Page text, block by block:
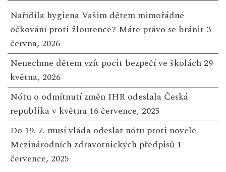
Nařídila hygiena Vašim dětem mimořádné
očkování proti žloutence? Máte právo se bránit 3
června, 2026
Nenechme dětem vzít pocit bezpečí ve školách 29
května, 2026
Nótu o odmítnutí změn IHR odeslala Česká
republika v květnu 16 července, 2025
Do 19. 7. musí vláda odeslat nótu proti novele
Mezinárodních zdravotnických předpisů 1
července, 2025